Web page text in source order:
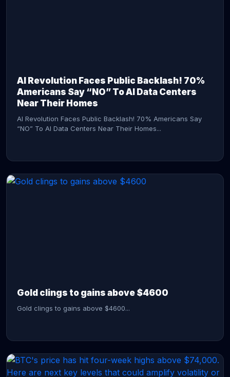
AI Revolution Faces Public Backlash! 70%
Americans Say “NO” To AI Data Centers
Near Their Homes
AI Revolution Faces Public Backlash! 70% Americans Say
“NO” To AI Data Centers Near Their Homes...
Gold clings to gains above $4600
Gold clings to gains above $4600...